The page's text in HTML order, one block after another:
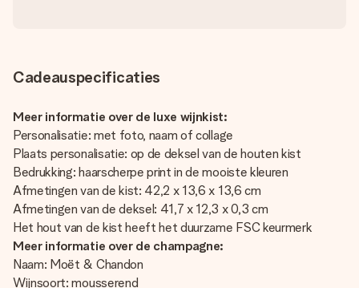
Cadeauspecificaties
Meer informatie over de luxe wijnkist:
Personalisatie: met foto, naam of collage
Plaats personalisatie: op de deksel van de houten kist
Bedrukking: haarscherpe print in de mooiste kleuren
Afmetingen van de kist: 42,2 x 13,6 x 13,6 cm
Afmetingen van de deksel: 41,7 x 12,3 x 0,3 cm
Het hout van de kist heeft het duurzame FSC keurmerk
Meer informatie over de champagne:
Naam: Moët & Chandon
Wijnsoort: mousserend